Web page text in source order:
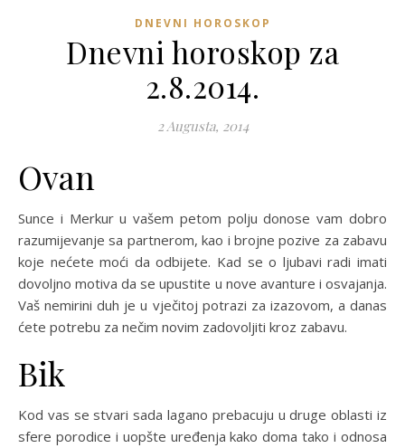
DNEVNI HOROSKOP
Dnevni horoskop za
2.8.2014.
2 Augusta, 2014
Ovan
Sunce i Merkur u vašem petom polju donose vam dobro
razumijevanje sa partnerom, kao i brojne pozive za zabavu
koje nećete moći da odbijete. Kad se o ljubavi radi imati
dovoljno motiva da se upustite u nove avanture i osvajanja.
Vaš nemirini duh je u vječitoj potrazi za izazovom, a danas
ćete potrebu za nečim novim zadovoljiti kroz zabavu.
Bik
Kod vas se stvari sada lagano prebacuju u druge oblasti iz
sfere porodice i uopšte uređenja kako doma tako i odnosa